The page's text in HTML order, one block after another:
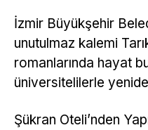
İzmir Büyükşehir
unutulmaz kalemi
romanlarında hayat
üniversitelilerle
Şükran Oteli’nden